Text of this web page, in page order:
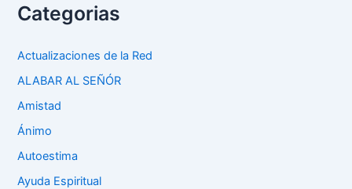
Categorias
Actualizaciones de la Red
ALABAR AL SEÑÓR
Amistad
Ánimo
Autoestima
Ayuda Espiritual